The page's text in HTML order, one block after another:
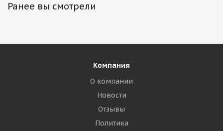
Ранее вы смотрели
Компания
О компании
Новости
Отзывы
Политика